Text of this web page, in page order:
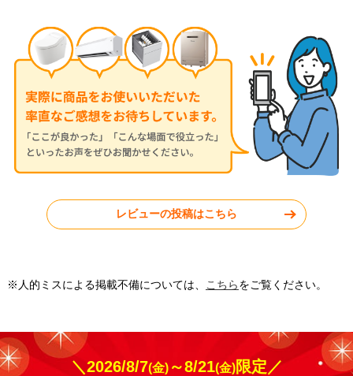
パナソニック ルームエアコン
CS-225DFL-W
東京都武蔵野市
パナソニック ルームエアコン
CS-284DFL-W
東京都練馬区
工事実績をもっと見る
レビューの投稿はこちら
※人的ミスによる掲載不備については、 こちらをご覧ください。
＼2026/8/7(金)～8/21(金)限定／